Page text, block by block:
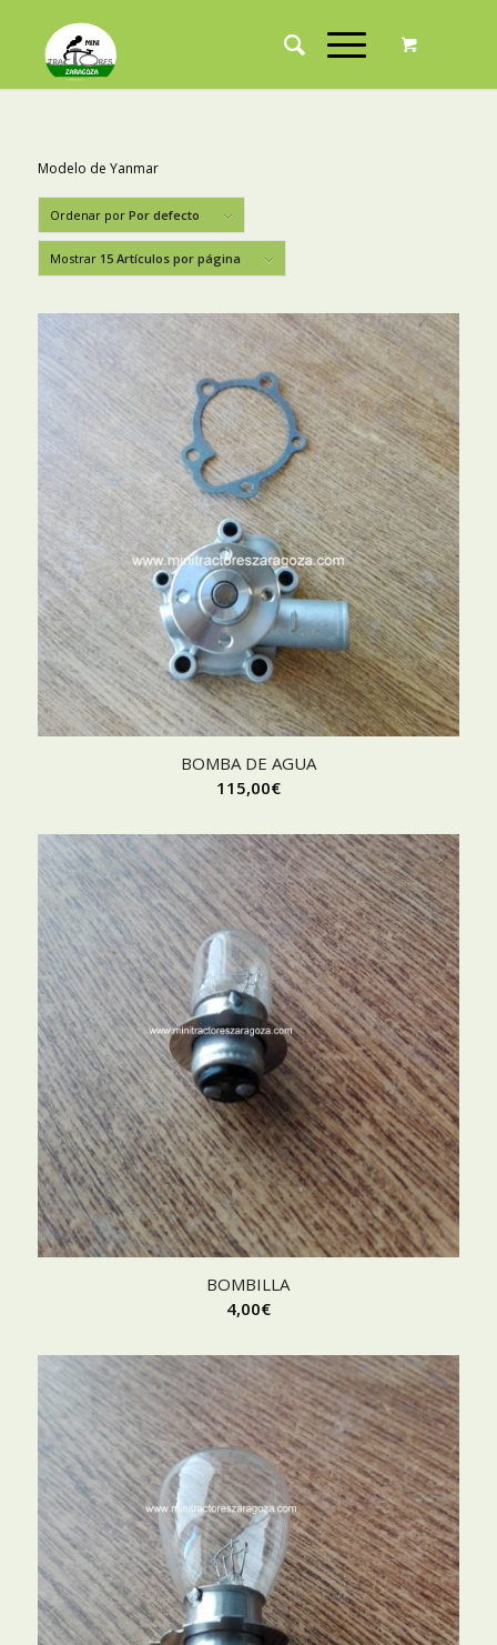
Modelo de Yanmar
Ordenar por Por defecto
Mostrar 15 Artículos por página
BOMBA DE AGUA
115,00€
BOMBILLA
4,00€